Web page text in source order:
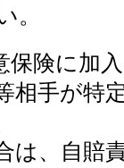
。
保険に加
相手が特
は、自賠